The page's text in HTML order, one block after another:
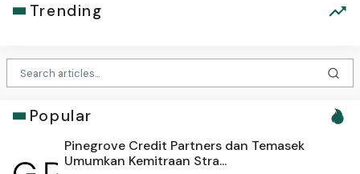
Trending
Popular
Pinegrove Credit Partners dan Temasek
Umumkan Kemitraan Stra...